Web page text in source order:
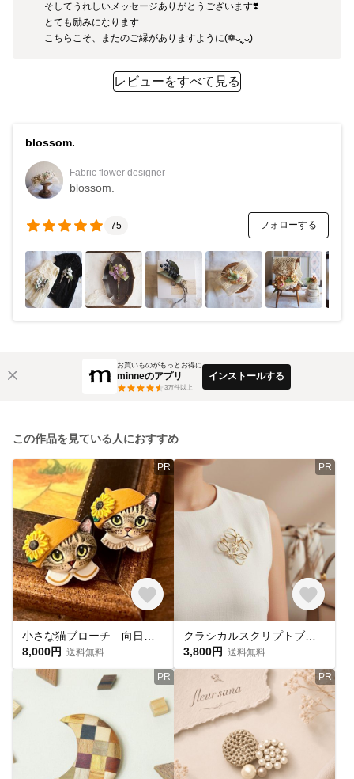
そしてうれしいメッセージありがとうございます❣️
とても励みになります
こちらこそ、またのご縁がありますように(❁ᴗ͈ˬᴗ͈)
レビューをすべて見る
blossom.
Fabric flower designer
blossom.
75 フォローする
お買いものがもっとお得に
minneのアプリ
3万件以上
インストールする
この作品を見ている人におすすめ
PR
8,000円 送料無料
PR
3,800円 送料無料
PR PR